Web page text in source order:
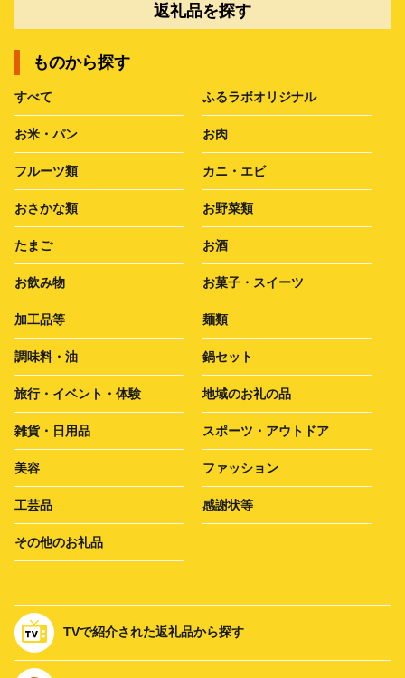
返礼品を探す
ものから探す
すべて ふるラボオリジナル
お米・パン お肉
フルーツ類 カニ・エビ
おさかな類 お野菜類
たまご お酒
お飲み物 お菓子・スイーツ
加工品等 麺類
調味料・油 鍋セット
旅行・イベント・体験 地域のお礼の品
雑貨・日用品 スポーツ・アウトドア
美容 ファッション
工芸品 感謝状等
その他のお礼品
TVで紹介された返礼品から探す